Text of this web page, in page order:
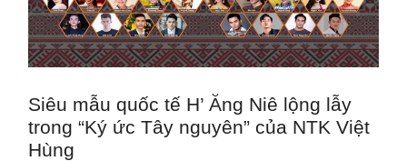
Siêu mẫu quốc tế H’ Ăng Niê lộng lẫy
trong “Ký ức Tây nguyên” của NTK Việt
Hùng